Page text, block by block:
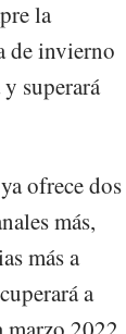
la
de invierno
superará
ofrece dos
más,
más a
a